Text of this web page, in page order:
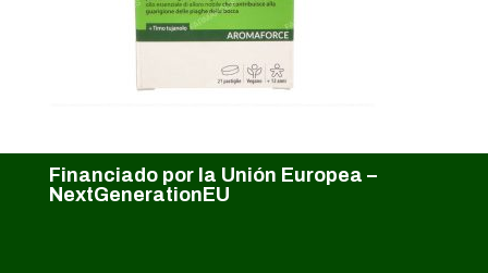
Financiado por la Unión Europea –
NextGenerationEU